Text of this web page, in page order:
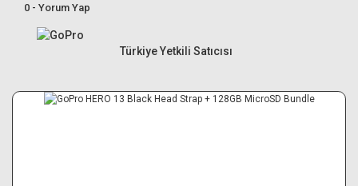
0 - Yorum Yap
Türkiye Yetkili Satıcısı